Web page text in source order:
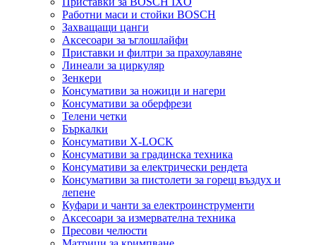
Работни маси и стойки BOSCH
Захващащи цанги
Аксесоари за ъглошлайфи
Приставки и филтри за прахоулавяне
Линеали за циркуляр
Зенкери
Консумативи за ножици и нагери
Консумативи за оберфрези
Телени четки
Бъркалки
Консумативи X-LOCK
Консумативи за градинска техника
Консумативи за електрически рендета
Консумативи за пистолети за горещ въздух и
лепене
Куфари и чанти за електроинструменти
Аксесоари за измервателна техника
Пресови челюсти